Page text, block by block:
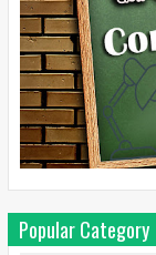
Popular Category